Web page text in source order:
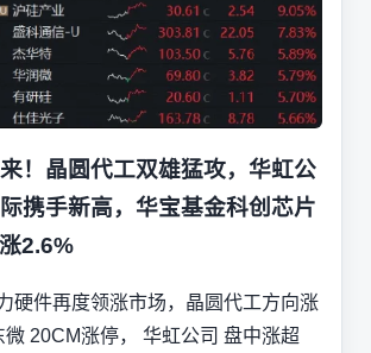
！晶圆代工双雄猛攻，华虹公
携手新高，华宝基金科创芯片
2.6%
硬件再度领涨市场，晶圆代工方向涨
20CM涨停， 华虹公司 盘中涨超